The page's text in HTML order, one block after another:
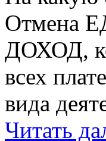
Отмена
ДОХОД,
всех
вида
Читать